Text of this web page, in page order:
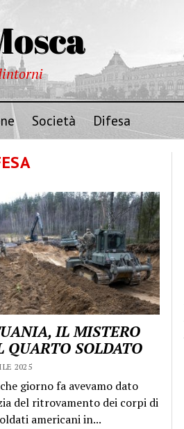
Società Difesa
IL MISTERO
QUARTO SOLDATO
2025
giorno fa avevamo dato
del ritrovamento dei corpi di
americani in...